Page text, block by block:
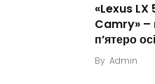
«Lexus LX
Camry» –
п’ятеро
By Admin